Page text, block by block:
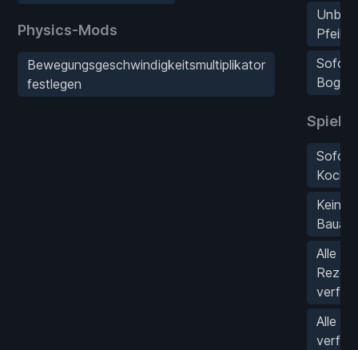
Physics-Mods
Bewegungsgeschwindigkeitsmultiplikator
festlegen
Pfeile
Spiel-
Keine
Alle
Alle